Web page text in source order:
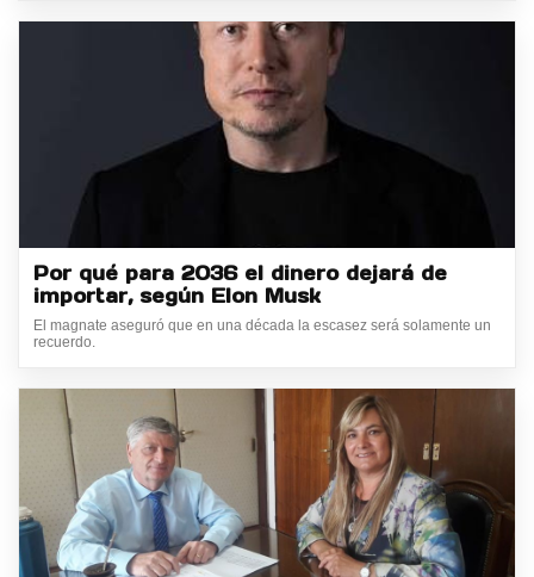
Por qué para 2036 el dinero dejará de
importar, según Elon Musk
El magnate aseguró que en una década la escasez será solamente un
recuerdo.